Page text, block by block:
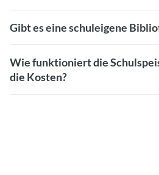
Gibt es eine schuleigene
Wie funktioniert die
die Kosten?